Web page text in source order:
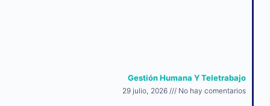
Gestión Humana Y Teletrabajo
29 julio, 2026 No hay comentarios